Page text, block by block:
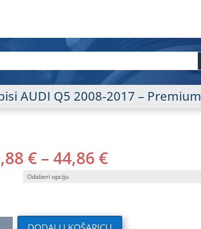
AUDI Q5 2008-2017 – Premium
€ – 44,86 €RASPON
CIJENA:
44,86 €